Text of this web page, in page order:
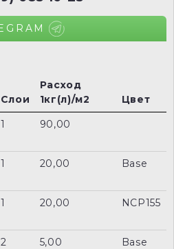
Слои
Расход
1кг(л)/м2
Цвет
1 90,00
1 20,00 Base
1 20,00 NCP155
2 5,00 Base